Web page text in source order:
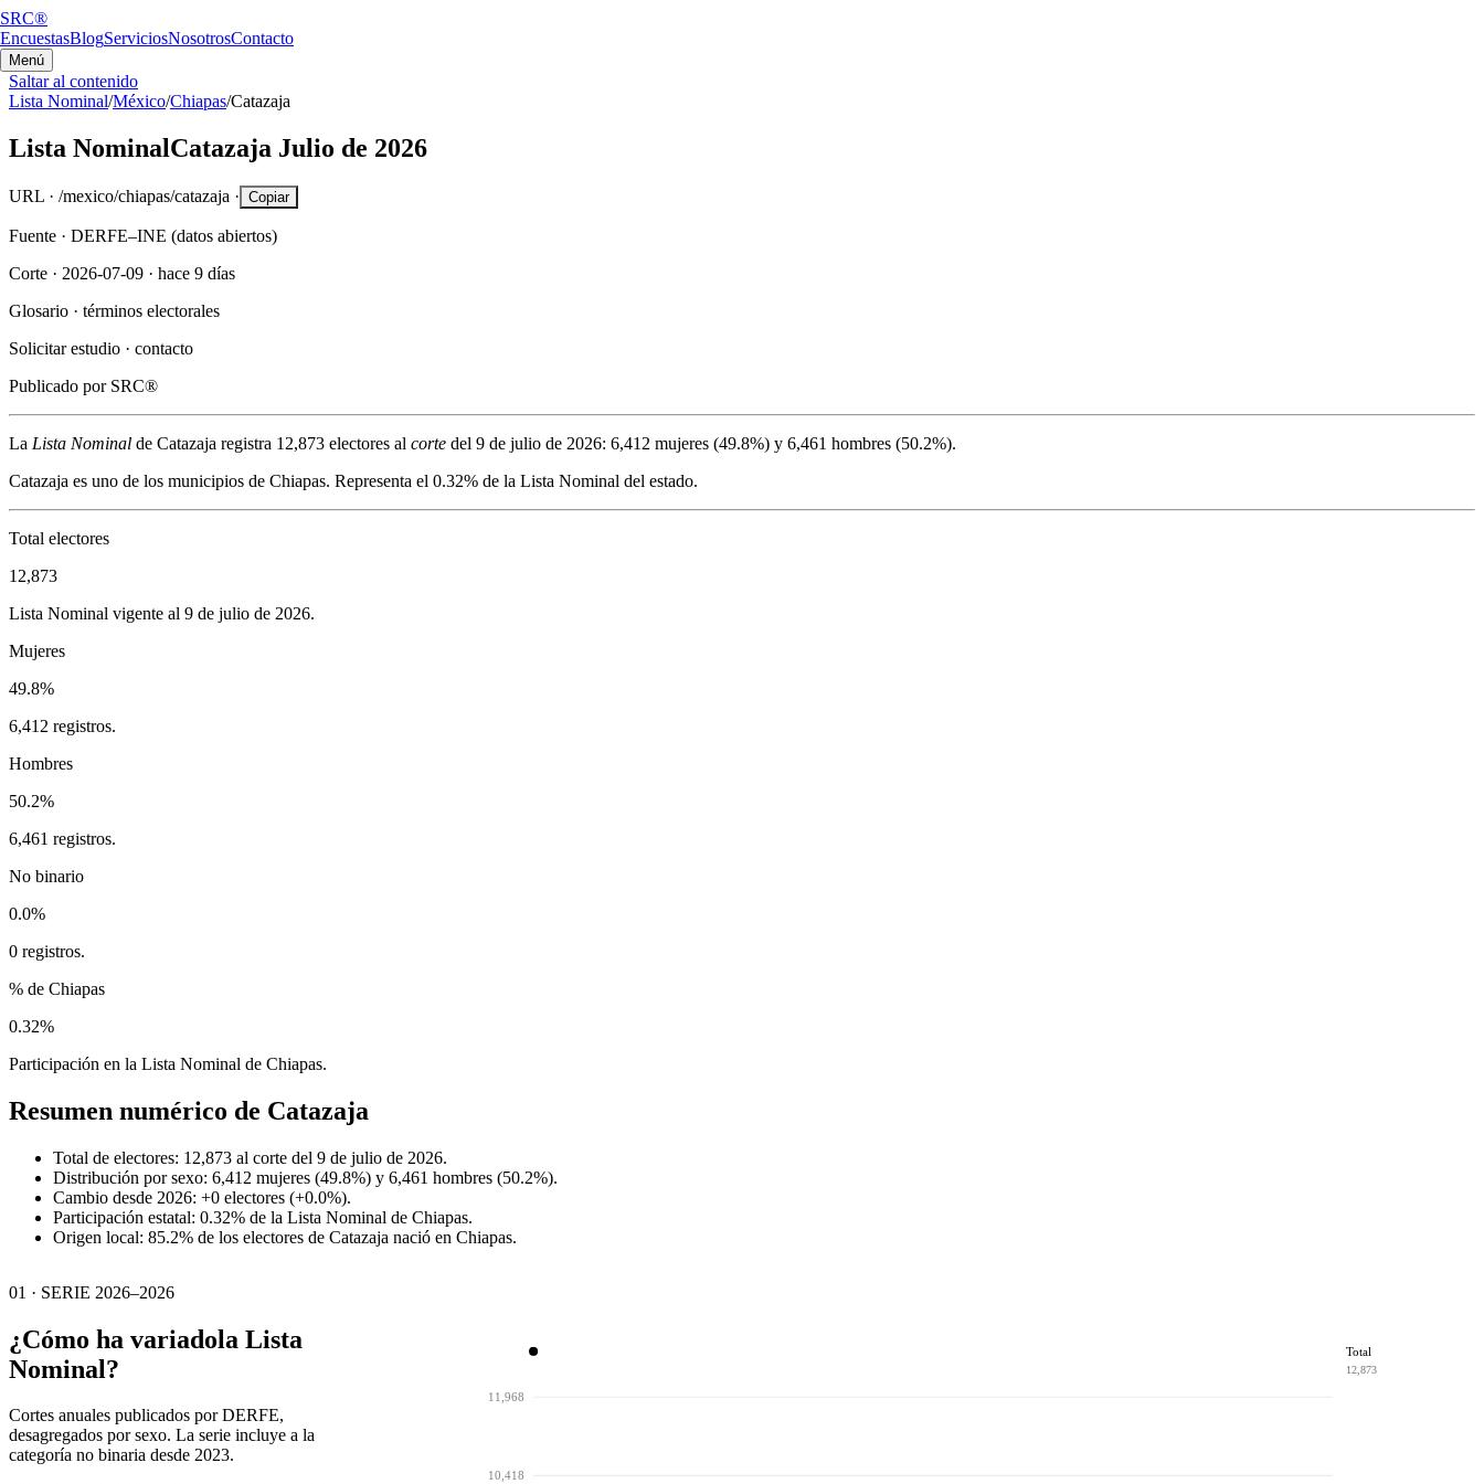
SRC®
EncuestasBlogServiciosNosotrosContacto
Menú
Saltar al contenido
Lista Nominal/México/Chiapas/Catazaja
Lista NominalCatazaja Julio de 2026
URL · /mexico/chiapas/catazaja · Copiar
Fuente · DERFE–INE (datos abiertos)
Corte · 2026-07-09 · hace 9 días
Glosario · términos electorales
Solicitar estudio · contacto
Publicado por SRC®
La Lista Nominal de Catazaja registra 12,873 electores al corte del 9 de julio de 2026: 6,412 mujeres (49.8%) y 6,461 hombres (50.2%).
Catazaja es uno de los municipios de Chiapas. Representa el 0.32% de la Lista Nominal del estado.
Total electores
12,873
Lista Nominal vigente al 9 de julio de 2026.
Mujeres
49.8%
6,412 registros.
Hombres
50.2%
6,461 registros.
No binario
0.0%
0 registros.
% de Chiapas
0.32%
Participación en la Lista Nominal de Chiapas.
Resumen numérico de Catazaja
Total de electores: 12,873 al corte del 9 de julio de 2026.
Distribución por sexo: 6,412 mujeres (49.8%) y 6,461 hombres (50.2%).
Cambio desde 2026: +0 electores (+0.0%).
Participación estatal: 0.32% de la Lista Nominal de Chiapas.
Origen local: 85.2% de los electores de Catazaja nació en Chiapas.
01 · SERIE 2026–2026
¿Cómo ha variadola Lista
Nominal?
Cortes anuales publicados por DERFE,
desagregados por sexo. La serie incluye a la
categoría no binaria desde 2023.
10,418
11,968
Total
12,873